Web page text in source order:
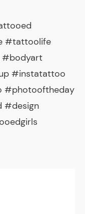
#tattoolife
#instatattoo